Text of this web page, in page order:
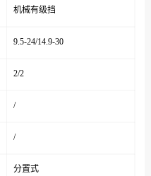
机械有级挡
9.5-24/14.9-30
2/2
/
/
分置式